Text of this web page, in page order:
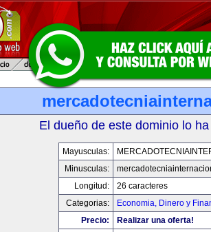
El dueño de este dominio lo
Mayusculas:
Minusculas:
Longitud:
26 caracteres
Categorias:
Economia, Dinero y
Precio:
Realizar una oferta!